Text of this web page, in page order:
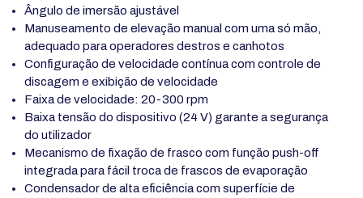
Ângulo de imersão ajustável
Manuseamento de elevação manual com uma só mão,
adequado para operadores destros e canhotos
Configuração de velocidade contínua com controle de
discagem e exibição de velocidade
Faixa de velocidade: 20-300 rpm
Baixa tensão do dispositivo (24 V) garante a segurança
do utilizador
Mecanismo de fixação de frasco com função push-off
integrada para fácil troca de frascos de evaporação
Condensador de alta eficiência com superfície de